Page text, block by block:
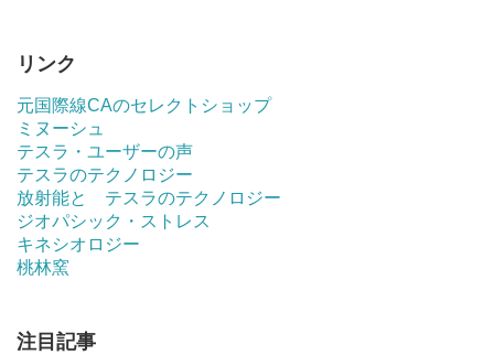
リンク
元国際線CAのセレクトショップ
ミヌーシュ
テスラ・ユーザーの声
テスラのテクノロジー
放射能と テスラのテクノロジー
ジオパシック・ストレス
キネシオロジー
桃林窯
注目記事